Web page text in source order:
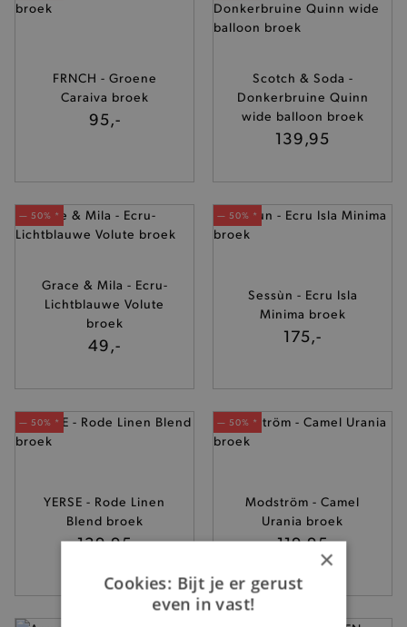
FRNCH - Groene
Caraiva broek
95,-
Scotch & Soda -
Donkerbruine Quinn
wide balloon broek
139,95
— 50% *
Grace & Mila - Ecru-
Lichtblauwe Volute
broek
49,-
— 50% *
Sessùn - Ecru Isla
Minima broek
175,-
— 50% *
YERSE - Rode Linen
Blend broek
139,95
— 50% *
Modström - Camel
Urania broek
119,95
×
Cookies: Bijt je er gerust
even in vast!